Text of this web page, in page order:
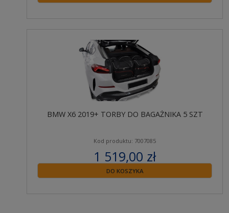
BMW X6 2019+ TORBY DO BAGAŻNIKA 5 SZT
Kod produktu: 7007085
1 519,00 zł
zawiera 23% VAT
DO KOSZYKA